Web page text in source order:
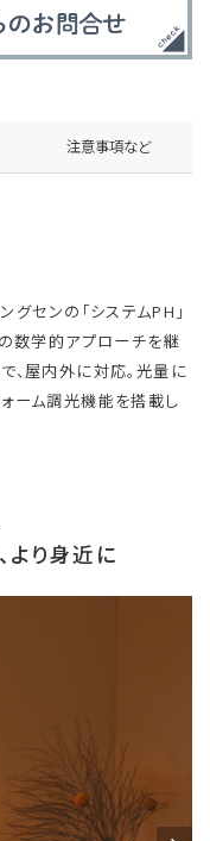
注意事項など
センの「システムPH」
数学的アプローチを継
、屋内外に対応。光量に
ーム調光機能を搭載し
より身近に